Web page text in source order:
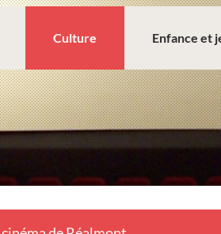
Culture Enfance et